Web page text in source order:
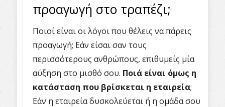
προαγωγή στο τραπέζι;
Ποιοί είναι οι λόγοι που θέλεις να πάρεις
προαγωγή; Εάν είσαι σαν τους
περισσότερους ανθρώπους, επιθυμείς μία
αύξηση στο μισθό σου. Ποιά είναι όμως η
κατάσταση που βρίσκεται η εταιρεία;
Εάν η εταιρεία δυσκολεύεται ή η ομάδα σου